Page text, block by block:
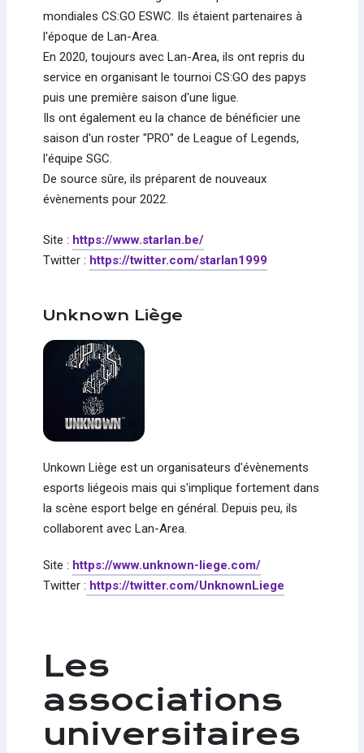
mondiales CS:GO ESWC. Ils étaient partenaires à
l'époque de Lan-Area.
En 2020, toujours avec Lan-Area, ils ont repris du
service en organisant le tournoi CS:GO des papys
puis une première saison d'une ligue.
Ils ont également eu la chance de bénéficier une
saison d'un roster "PRO" de League of Legends,
l'équipe SGC.
De source sûre, ils préparent de nouveaux
évènements pour 2022.
Site : https://www.starlan.be/
Twitter : https://twitter.com/starlan1999
Unknown Liège
Unkown Liège est un organisateurs d'évènements
esports liégeois mais qui s'implique fortement dans
la scène esport belge en général. Depuis peu, ils
collaborent avec Lan-Area.
Site : https://www.unknown-liege.com/
Twitter : https://twitter.com/UnknownLiege
Les
associations
universitaires